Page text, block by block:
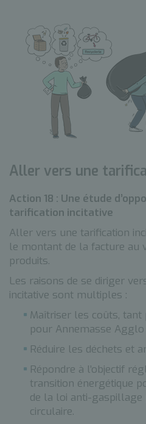
Aller vers une
Action 18 : Une étude
tarification incitative
Aller vers une tarification
le montant de la facture au
produits.
Les raisons de se diriger
incitative sont multiples :
Maîtriser les coûts,
pour Annemasse Agglo
Réduire les déchets et
Répondre à l’objectif
transition énergétique
de la loi anti-gaspillage
circulaire.